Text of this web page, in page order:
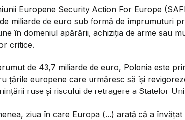
Europene Security Action For Europe
miliarde de euro sub formă de împrumuturi
în domeniul apărării, achiziția de arme sau
critice.
de 43,7 miliarde de euro, Polonia este
țările europene care urmăresc să își
ruse și riscului de retragere a Statelor
ziua în care Europa (...) arată că a